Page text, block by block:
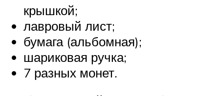
крышкой;
лавровый лист;
бумага (альбомная);
шариковая ручка;
7 разных монет.